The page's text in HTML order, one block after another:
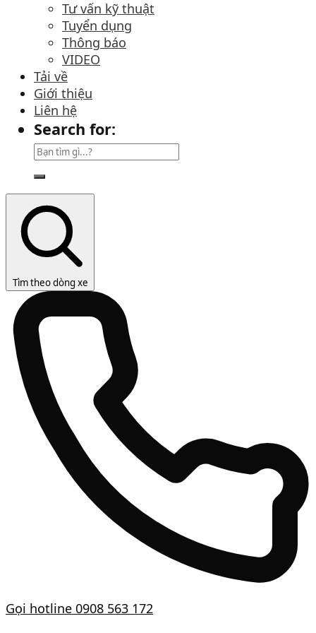
Tư vấn kỹ thuật
Tuyển dụng
Thông báo
VIDEO
Tải về
Giới thiệu
Liên hệ
Search for:
Tìm theo dòng xe
Gọi hotline 0908 563 172